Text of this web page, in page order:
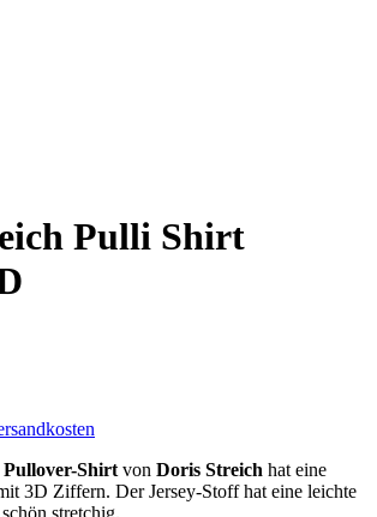
Pulli Shirt
Pullover-Shirtvon Doris Streich hat eine
3D Ziffern. Der Jersey-Stoff hat eine leichte